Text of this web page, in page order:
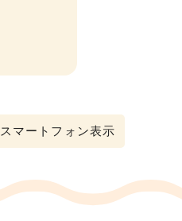
スマートフォン表示